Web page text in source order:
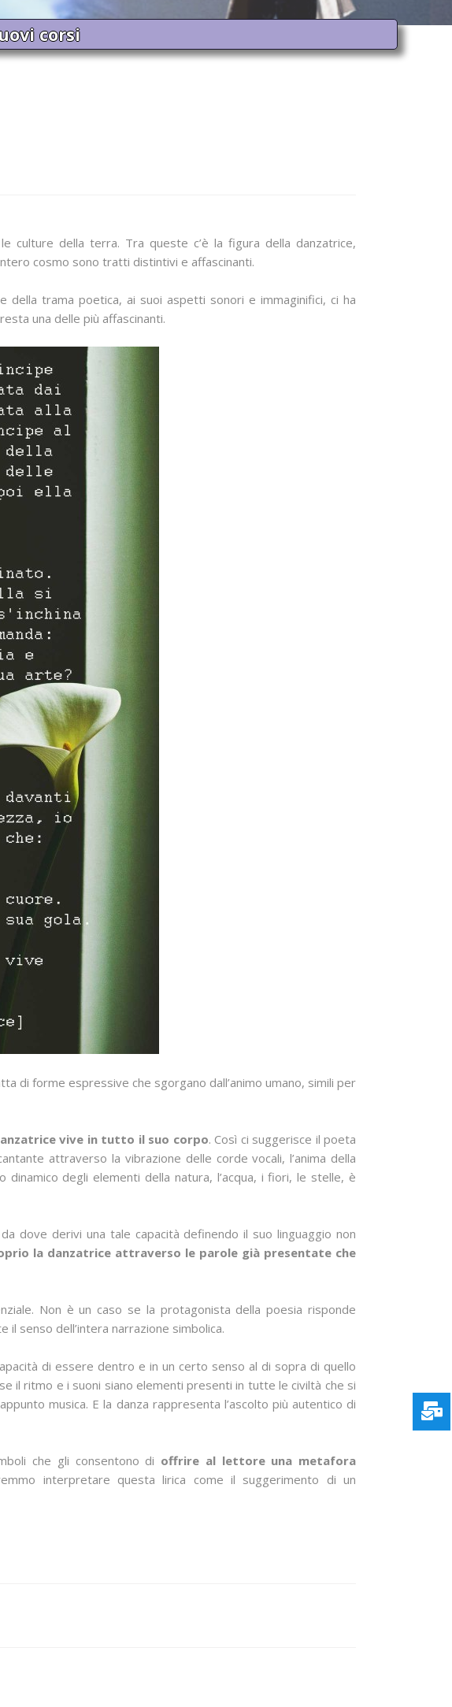
corsi
culture della terra. Tra queste c’è la figura della danzatrice,
cosmo sono tratti distintivi e affascinanti.
della trama poetica, ai suoi aspetti sonori e immaginifici, ci ha
una delle più affascinanti.
di forme espressive che sgorgano dall’animo umano, simili per
vive in tutto il suo corpo. Così ci suggerisce il poeta
attraverso la vibrazione delle corde vocali, l’anima della
degli elementi della natura, l’acqua, i fiori, le stelle, è
dove derivi una tale capacità definendo il suo linguaggio non
la danzatrice attraverso le parole già presentate che
Non è un caso se la protagonista della poesia risponde
senso dell’intera narrazione simbolica.
di essere dentro e in un certo senso al di sopra di quello
il ritmo e i suoni siano elementi presenti in tutte le civiltà che si
musica. E la danza rappresenta l’ascolto più autentico di
che gli consentono di offrire al lettore una metafora
interpretare questa lirica come il suggerimento di un